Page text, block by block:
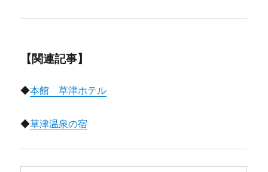
【関連記事】
◆本館 草津ホテル
◆草津温泉の宿